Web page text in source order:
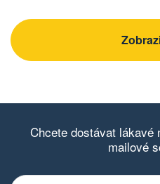
Chcete dostávat
mailové